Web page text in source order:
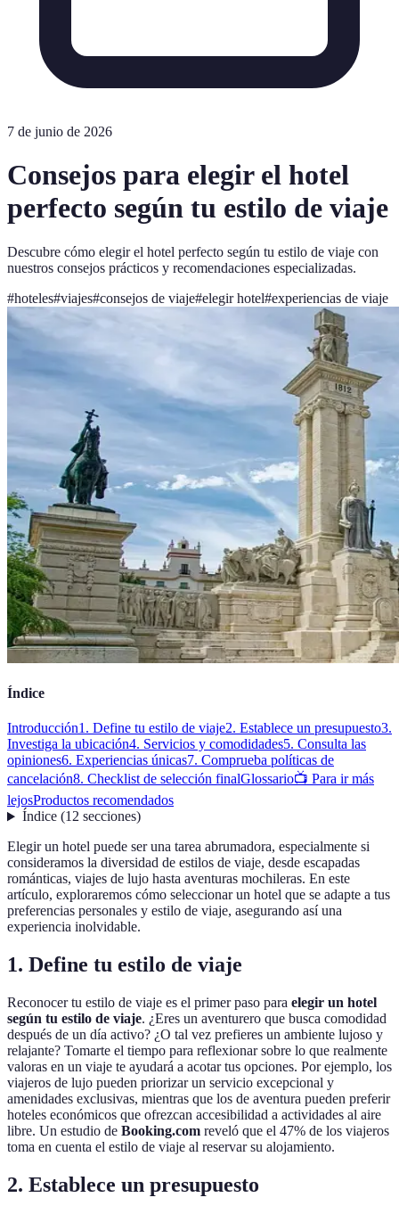
7 de junio de 2026
Consejos para elegir el hotel
perfecto según tu estilo de viaje
Descubre cómo elegir el hotel perfecto según tu estilo de viaje con
nuestros consejos prácticos y recomendaciones especializadas.
#hoteles#viajes#consejos de viaje#elegir hotel#experiencias de viaje
Índice
Introducción1. Define tu estilo de viaje2. Establece un presupuesto3.
Investiga la ubicación4. Servicios y comodidades5. Consulta las
opiniones6. Experiencias únicas7. Comprueba políticas de
cancelación8. Checklist de selección finalGlossario📺 Para ir más
lejosProductos recomendados
Índice(12 secciones)
Elegir un hotel puede ser una tarea abrumadora, especialmente si
consideramos la diversidad de estilos de viaje, desde escapadas
románticas, viajes de lujo hasta aventuras mochileras. En este
artículo, exploraremos cómo seleccionar un hotel que se adapte a tus
preferencias personales y estilo de viaje, asegurando así una
experiencia inolvidable.
1. Define tu estilo de viaje
Reconocer tu estilo de viaje es el primer paso para elegir un hotel
según tu estilo de viaje. ¿Eres un aventurero que busca comodidad
después de un día activo? ¿O tal vez prefieres un ambiente lujoso y
relajante? Tomarte el tiempo para reflexionar sobre lo que realmente
valoras en un viaje te ayudará a acotar tus opciones. Por ejemplo, los
viajeros de lujo pueden priorizar un servicio excepcional y
amenidades exclusivas, mientras que los de aventura pueden preferir
hoteles económicos que ofrezcan accesibilidad a actividades al aire
libre. Un estudio de Booking.com reveló que el 47% de los viajeros
toma en cuenta el estilo de viaje al reservar su alojamiento.
2. Establece un presupuesto